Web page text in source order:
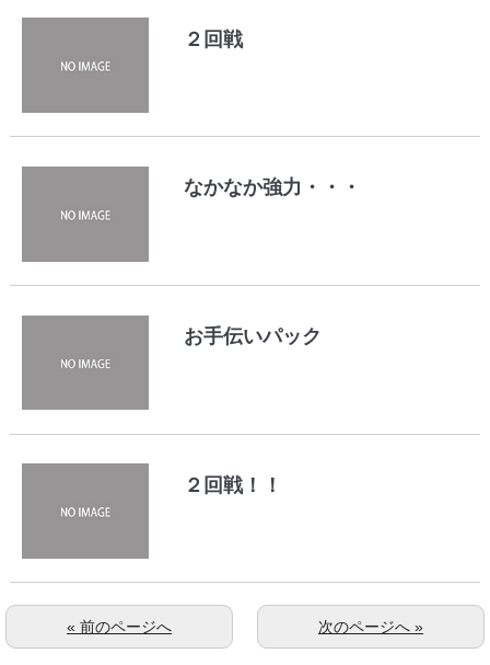
２回戦
なかなか強力・・・
お手伝いパック
２回戦！！
次のページへ »
« 前のページへ